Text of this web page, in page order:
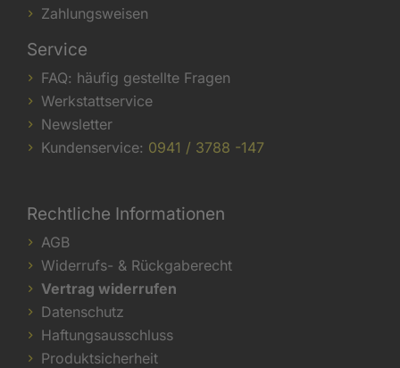
Zahlungsweisen
Service
FAQ: häufig gestellte Fragen
Werkstattservice
Newsletter
Kundenservice: 0941 / 3788 -147
Rechtliche Informationen
AGB
Widerrufs- & Rückgaberecht
Vertrag widerrufen
Datenschutz
Haftungsausschluss
Produktsicherheit